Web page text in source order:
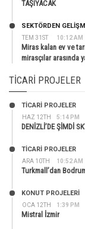
TAŞIYACAK
TEM 31ST 10:12 AM
SEKTÖRDEN
Miras kalan ev ve
mirasçılar arasında
TICARI PROJELER
HAZ 12TH 5:14 PM
TİCARİ PROJELER
DENİZLİ’DE ŞİMDİ
ARA 10TH 10:52 AM
TİCARİ PROJELER
Turkmall’dan
OCA 12TH 1:39 PM
KONUT PROJELERI
Mistral İzmir